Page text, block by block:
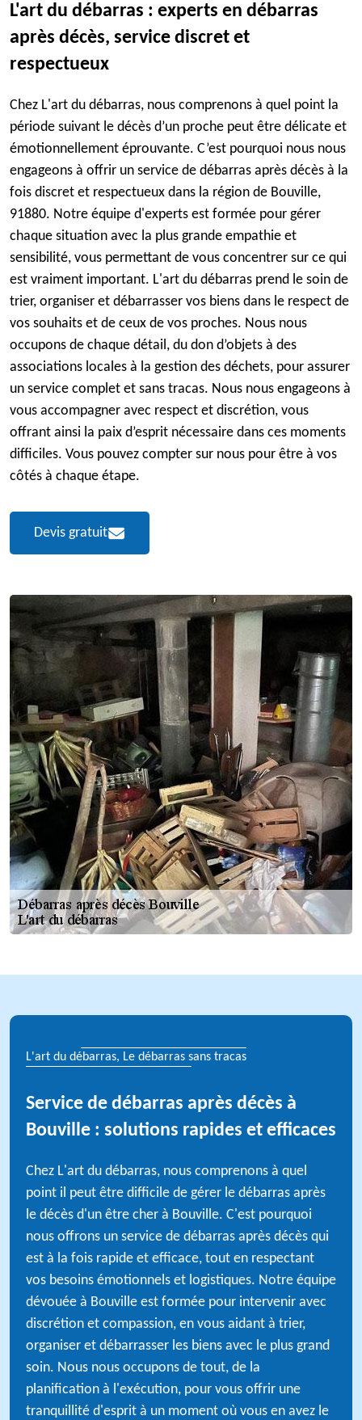
L'art du débarras : experts en débarras
après décès, service discret et
respectueux
Chez L'art du débarras, nous comprenons à quel point la
période suivant le décès d’un proche peut être délicate et
émotionnellement éprouvante. C’est pourquoi nous nous
engageons à offrir un service de débarras après décès à la
fois discret et respectueux dans la région de Bouville,
91880. Notre équipe d'experts est formée pour gérer
chaque situation avec la plus grande empathie et
sensibilité, vous permettant de vous concentrer sur ce qui
est vraiment important. L'art du débarras prend le soin de
trier, organiser et débarrasser vos biens dans le respect de
vos souhaits et de ceux de vos proches. Nous nous
occupons de chaque détail, du don d’objets à des
associations locales à la gestion des déchets, pour assurer
un service complet et sans tracas. Nous nous engageons à
vous accompagner avec respect et discrétion, vous
offrant ainsi la paix d’esprit nécessaire dans ces moments
difficiles. Vous pouvez compter sur nous pour être à vos
côtés à chaque étape.
Devis gratuit
L'art du débarras, Le débarras sans tracas
Service de débarras après décès à
Bouville : solutions rapides et efficaces
Chez L'art du débarras, nous comprenons à quel
point il peut être difficile de gérer le débarras après
le décès d'un être cher à Bouville. C'est pourquoi
nous offrons un service de débarras après décès qui
est à la fois rapide et efficace, tout en respectant
vos besoins émotionnels et logistiques. Notre équipe
dévouée à Bouville est formée pour intervenir avec
discrétion et compassion, en vous aidant à trier,
organiser et débarrasser les biens avec le plus grand
soin. Nous nous occupons de tout, de la
planification à l'exécution, pour vous offrir une
tranquillité d'esprit à un moment où vous en avez le